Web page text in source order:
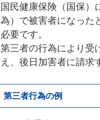
国民健康保険（国保）
為）で被害者になった
必要です。
第三者の行為により受
え、後日加害者に請求
第三者行為の例